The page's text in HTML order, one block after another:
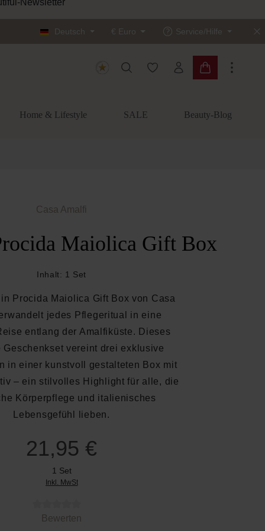
Newsletter
Deutsch € Euro Service/Hilfe
Du hast 0 Produkte auf
Warenkorb
Home & Lifestyle SALE Beauty-Blog
Casa Amalfi
Maiolica Gift Box
Inhalt: 1 Set
Procida Maiolica Gift Box von Casa
jedes Pflegeritual in eine
entlang der Amalfiküste. Dieses
Geschenkset vereint drei exklusive
in einer kunstvoll gestalteten Box mit
– ein stilvolles Highlight für alle, die
Körperpflege und italienisches
Lebensgefühl lieben.
21,95 €
1 Set
Inkl. MwSt
0 von 5 Sternen
Bewerten